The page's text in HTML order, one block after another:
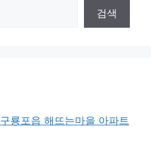
검색
룡포읍 해뜨는마을 아파트